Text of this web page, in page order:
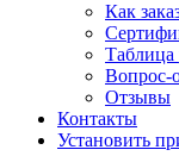
Как
Таблица
Вопрос-
Отзывы
Контакты
Установить